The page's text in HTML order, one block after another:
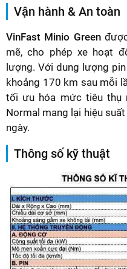
Vận hành & An toàn
VinFast Minio Green
mẽ, cho phép xe hoạt
lượng. Với dung lượng
khoảng 170 km sau mỗi
tối ưu hóa mức tiêu thụ
Normal mang lại hiệu
ngày.
Thông số kỹ thuật